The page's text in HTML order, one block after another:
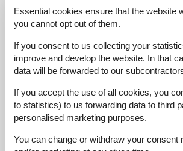
Facilities:
Comfort:
Friendliness:
Overall:
Room:
Essential cookies ensure that the website
you cannot opt out of them.
If you consent to us collecting your
improve and develop the website. In that
data will be forwarded to our
If you accept the use of all cookies, you
to statistics) to us forwarding data to third
personalised marketing purposes.
You can change or withdraw your consent